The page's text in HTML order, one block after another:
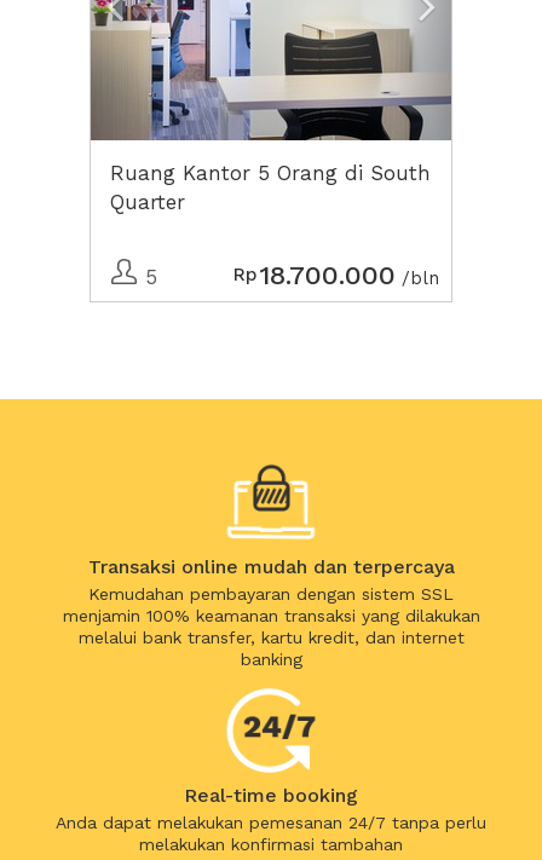
Ruang Kantor 5 Orang di South
Quarter
5 Rp18.700.000 /bln
Transaksi online mudah dan terpercaya
Kemudahan pembayaran dengan sistem SSL
menjamin 100% keamanan transaksi yang dilakukan
melalui bank transfer, kartu kredit, dan internet
banking
Real-time booking
Anda dapat melakukan pemesanan 24/7 tanpa perlu
melakukan konfirmasi tambahan